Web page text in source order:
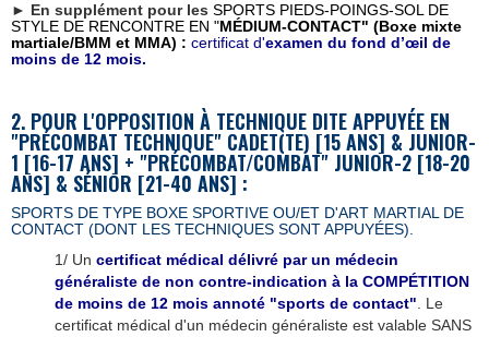
► En supplément pour les SPORTS PIEDS-POINGS-SOL DE
STYLE DE RENCONTRE EN "MÉDIUM-CONTACT" (Boxe mixte
martiale/BMM et MMA) : certificat d'examen du fond d’œil de
moins de 12 mois.
2. POUR L'OPPOSITION À TECHNIQUE DITE APPUYÉE EN
"PRÉCOMBAT TECHNIQUE" CADET(TE) [15 ANS] & JUNIOR-
1 [16-17 ANS] + "PRÉCOMBAT/COMBAT" JUNIOR-2 [18-20
ANS] & SÉNIOR [21-40 ANS] :
SPORTS DE TYPE BOXE SPORTIVE OU/ET D'ART MARTIAL DE
CONTACT (DONT LES TECHNIQUES SONTAPPUYÉES).
1/ Un certificat médical délivré par un médecin
généraliste de non contre-indication à la COMPÉTITION
de moins de 12 mois annoté "sports de contact" . Le
certificat médical d'un médecin généraliste est valable SANS